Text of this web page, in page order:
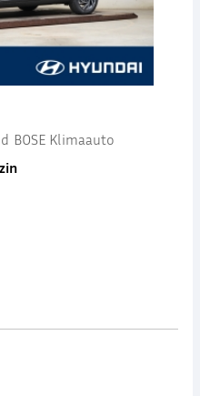
BOSE Klimaauto